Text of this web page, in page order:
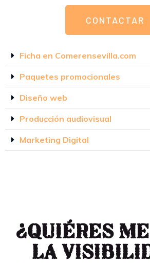
CONTACTAR
Ficha en Comerensevilla.com
Paquetes promocionales
Diseño web
Producción audiovisual
Marketing Digital
¿Quiéres
la